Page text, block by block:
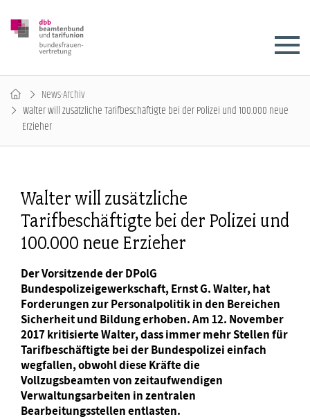
News-Archiv
Walter will zusätzliche Tarifbeschäftigte bei der Polizei und 100.000 neue
Erzieher
Walter will zusätzliche
Tarifbeschäftigte bei der Polizei und
100.000 neue Erzieher
Der Vorsitzende der DPolG
Bundespolizeigewerkschaft, Ernst G. Walter, hat
Forderungen zur Personalpolitik in den Bereichen
Sicherheit und Bildung erhoben. Am 12. November
2017 kritisierte Walter, dass immer mehr Stellen für
Tarifbeschäftigte bei der Bundespolizei einfach
wegfallen, obwohl diese Kräfte die
Vollzugsbeamten von zeitaufwendigen
Verwaltungsarbeiten in zentralen
Bearbeitungsstellen entlasten.